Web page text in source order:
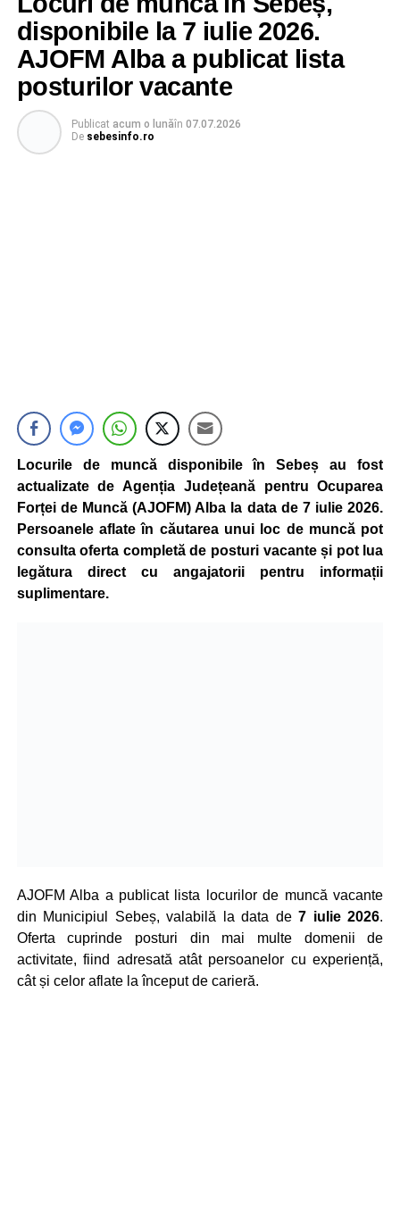
disponibile la 7 iulie 2026.
AJOFM Alba a publicat lista
posturilor vacante
Publicat acum o lunăîn 07.07.2026
De sebesinfo.ro
Locurile de muncă disponibile în Sebeș au fost
actualizate de Agenția Județeană pentru Ocuparea
Forței de Muncă (AJOFM) Alba la data de 7 iulie 2026.
Persoanele aflate în căutarea unui loc de muncă pot
consulta oferta completă de posturi vacante și pot lua
legătura direct cu angajatorii pentru informații
suplimentare.
AJOFM Alba a publicat lista locurilor de muncă vacante
din Municipiul Sebeș, valabilă la data de7 iulie 2026.
Oferta cuprinde posturi din mai multe domenii de
activitate, fiind adresată atât persoanelor cu experiență,
cât și celor aflate la început de carieră.